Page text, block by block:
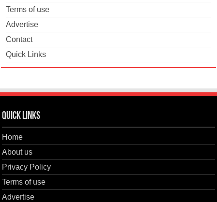
Terms of use
Advertise
Contact
Quick Links
Quick Links
Home
About us
Privacy Policy
Terms of use
Advertise